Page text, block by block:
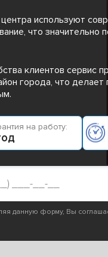
используют
что значительно
клиентов сервис
города, что
на работу:
данную форму, Вы